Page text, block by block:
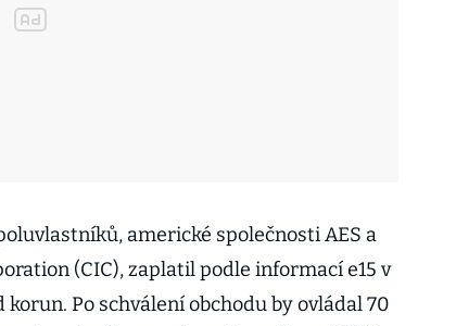
americké společnosti AES a
(CIC), zaplatil podle informací e15 v
Po schválení obchodu by ovládal 70